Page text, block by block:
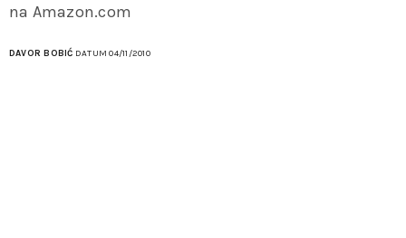
na Amazon.com
DAVOR BOBIĆ DATUM 04/11/2010